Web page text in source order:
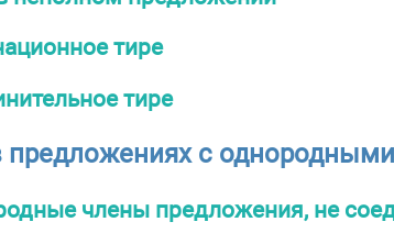
тире
тире
предложениях с
члены предложения, не